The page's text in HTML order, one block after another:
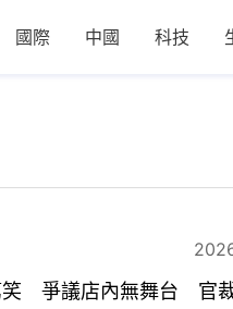
國際 中國 科技
笑 爭議店內無舞台 官